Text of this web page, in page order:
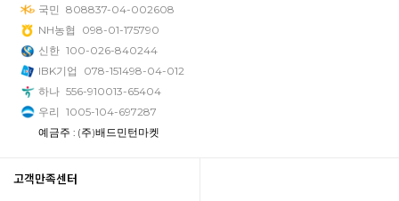
국민 808837-04-002608
NH농협
098-01-175790
신한 100-026-840244
IBK기업
078-151498-04-012
하나 556-910013-65404
우리 1005-104-697287
예금주 : (주)배드민턴마켓
고객만족센터